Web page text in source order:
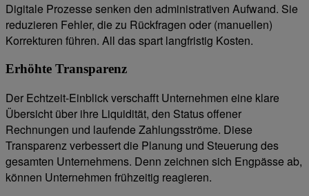
Digitale Prozesse senken den administrativen Aufwand. Sie
reduzieren Fehler, die zu Rückfragen oder (manuellen)
Korrekturen führen. All das spart langfristig Kosten.
Erhöhte Transparenz
Der Echtzeit-Einblick verschafft Unternehmen eine klare
Übersicht über ihre Liquidität, den Status offener
Rechnungen und laufende Zahlungsströme. Diese
Transparenz verbessert die Planung und Steuerung des
gesamten Unternehmens. Denn zeichnen sich Engpässe ab,
können Unternehmen frühzeitig reagieren.